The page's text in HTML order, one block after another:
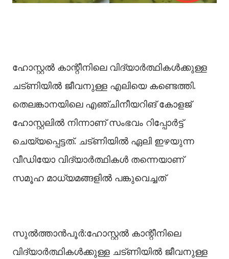
ഹോസ്റ്റൽ കാന്റീനിലെ വിദ്യാർത്ഥികൾക്കുള്ള
ചട്ണിയിൽ ജീവനുള്ള എലിയെ കണ്ടെത്തി.
തെലങ്കാനയിലെ എഞ്ചിനീയറിങ് കോളജ്
ഹോസ്റ്റലിൽ നിന്നാണ് സംഭവം റിപ്പോർട്ട്
ചെയ്യപ്പെട്ടത്. ചട്ണിയിൽ ഏലി ഇഴയുന്ന
വീഡിയോ വിദ്യാർത്ഥികൾ തന്നെയാണ്
സമൂഹ മാധ്യമങ്ങളിൽ പങ്കുവെച്ചത്
സുൽത്താൻപൂർ:ഹോസ്റ്റല്‍ കാന്റീനിലെ
വിദ്യാർത്ഥികള്‍ക്കുള്ള ചട്ണിയില്‍ ജീവനുള്ള